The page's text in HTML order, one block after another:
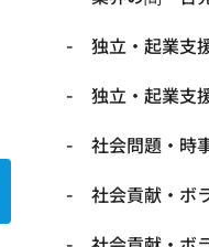
独立・起業支
独立・起業支
社会問題・時
社会貢献・ボ